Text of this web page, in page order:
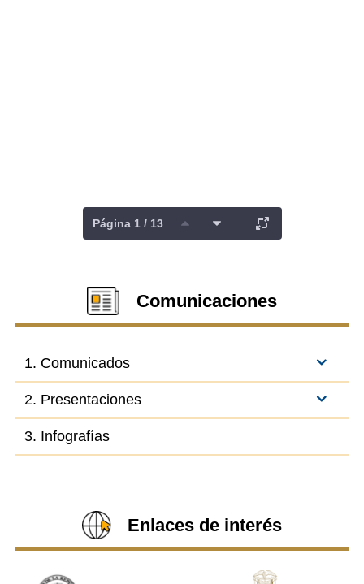
Página 1 / 13
Comunicaciones
1. Comunicados
2. Presentaciones
3. Infografías
Enlaces de interés